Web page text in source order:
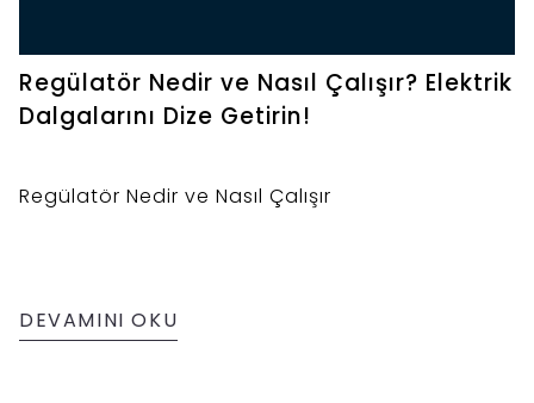
Regülatör Nedir ve Nasıl Çalışır? Elektrik
Dalgalarını Dize Getirin!
Regülatör Nedir ve Nasıl Çalışır
DEVAMINI OKU